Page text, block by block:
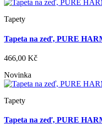
Tapety
Tapeta na zeď, PURE
466,00 Kč
Novinka
Tapety
Tapeta na zeď, PURE